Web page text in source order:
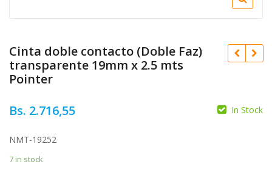
Cinta doble contacto (Doble Faz)
transparente 19mm x 2.5 mts
Pointer
Bs. 2.716,55 In Stock
NMT-19252
7 in stock